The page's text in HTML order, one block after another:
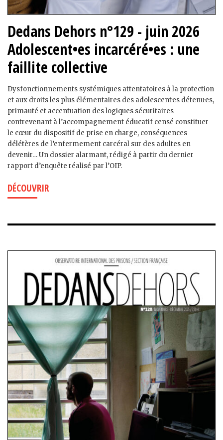
Dedans Dehors n°129 - juin 2026
Adolescent•es incarcéré•es : une
faillite collective
Dysfonctionnements systémiques attentatoires à la protection
et aux droits les plus élémentaires des adolescent·es détenu·es,
primauté et accentuation des logiques sécuritaires
contrevenant à l’accompagnement éducatif censé constituer
le cœur du dispositif de prise en charge, conséquences
délétères de l’enfermement carcéral sur des adultes en
devenir… Un dossier alarmant, rédigé à partir du dernier
rapport d’enquête réalisé par l’OIP.
DÉCOUVRIR